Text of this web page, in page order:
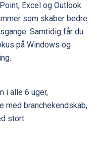
Excel og Outlook
som skaber bedre
Samtidig får du
på Windows og
i alle 6 uger,
med branchekendskab,
stort